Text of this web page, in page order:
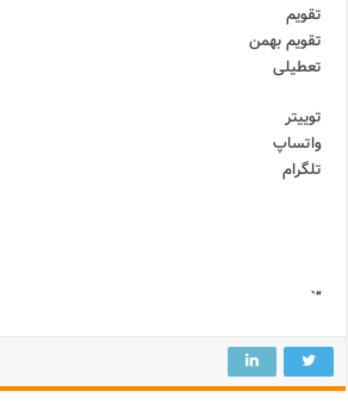
تقویم
تقویم بهمن
تعطیلی
توییتر
واتساپ
تلگرام
“`